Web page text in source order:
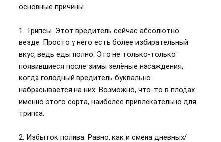
основные причины.
1. Трипсы. Этот вредитель сейчас абсолютно
везде. Просто у него есть более избирательный
вкус, ведь еды полно. Это не только-только
появившиеся после зимы зелёные насаждения,
когда голодный вредитель буквально
набрасывается на них. Возможно, что-то в плодах
именно этого сорта, наиболее привлекательно для
трипса.
2. Избыток полива. Равно, как и смена дневных/